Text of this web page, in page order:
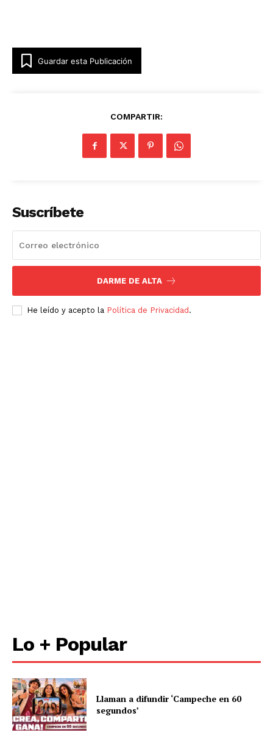
Guardar esta Publicación
COMPARTIR:
Suscríbete
DARME DE ALTA
He leído y acepto la Política de Privacidad .
Lo + Popular
Llaman a difundir ‘Campeche en 60
segundos’